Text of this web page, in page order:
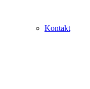
Kontakt
12.30 - 14.30